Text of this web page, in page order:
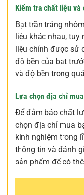
Kiểm tra chất liệu và
Bạt trần tráng
liệu khác nhau,
liệu chính được sử
độ bền của bạt
và độ bền trong
Lựa chọn địa chỉ
Để đảm bảo chất
chọn địa chỉ mua
kinh nghiệm trong
thông tin và đánh
sản phẩm để có